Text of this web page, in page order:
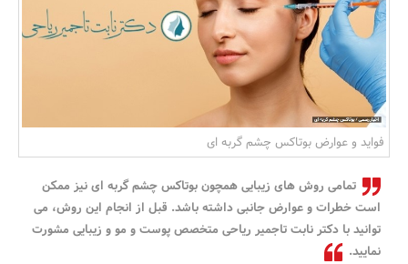
فواید و عوارض بوتاکس چشم گربه ای
تمامی روش های زیبایی همچون بوتاکس چشم گربه ای نیز ممکن
است خطرات و عوارض جانبی داشته باشد. قبل از انجام این روش، می
توانید با دکتر نابت تاجمیر ریاحی متخصص پوست و مو و زیبایی مشورت
نمایید.